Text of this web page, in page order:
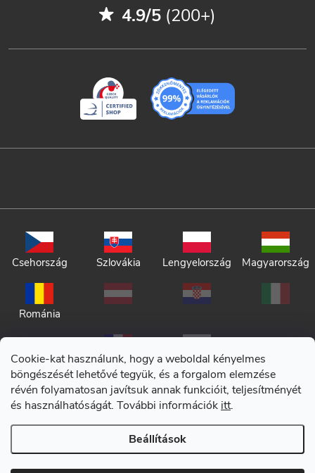
Cookie-kat használunk, hogy a weboldal kényelmes
böngészését lehetővé tegyük, és a forgalom elemzése
révén folyamatosan javítsuk annak funkcióit, teljesítményét
és használhatóságát. További információk itt.
Beállítások
4.9/5 (200+)
Csehország Szlovákia Lengyelország Magyarország
Románia
Általános szerződési feltételek